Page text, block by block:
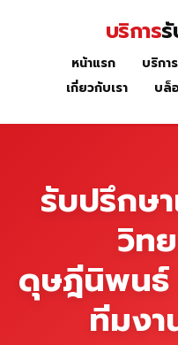
หน้าแรก
บริการ
หน้าแรก บริกา
เกี่ยวกับเรา
บล็
รับปรึกษ
วิท
ดุษฎีนิพนธ์
ทีมง